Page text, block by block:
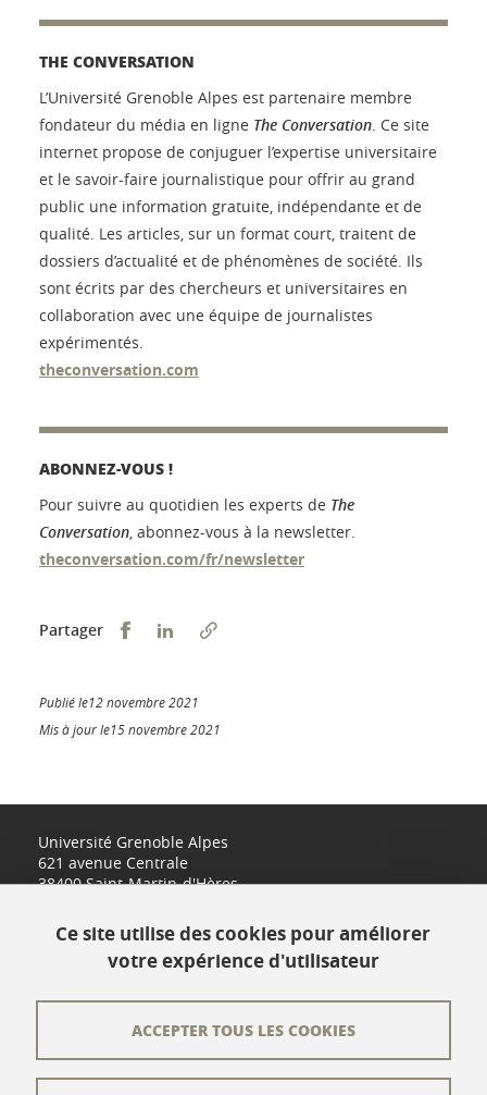
THE CONVERSATION
L’Université Grenoble Alpes est partenaire membre
fondateur du média en ligne The Conversation. Ce site
internet propose de conjuguer l’expertise universitaire
et le savoir-faire journalistique pour offrir au grand
public une information gratuite, indépendante et de
qualité. Les articles, sur un format court, traitent de
dossiers d’actualité et de phénomènes de société. Ils
sont écrits par des chercheurs et universitaires en
collaboration avec une équipe de journalistes
expérimentés.
theconversation.com
ABONNEZ-VOUS !
Pour suivre au quotidien les experts de The
Conversation, abonnez-vous à la newsletter.
theconversation.com/fr/newsletter
Partager Partager sur Facebook
Partager sur LinkedIn
Publié le12 novembre 2021
Mis à jour le15 novembre 2021
Université Grenoble Alpes
621 avenue Centrale
38400 Saint-Martin-d'Hères
L'équipe éditoriale
Ce site utilise des cookies pour améliorer
votre expérience d'utilisateur
ACCEPTER TOUS LES COOKIES